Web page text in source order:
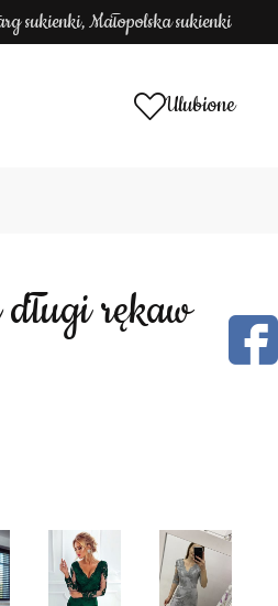
sukienki, Małopolska sukienki
Ulubione